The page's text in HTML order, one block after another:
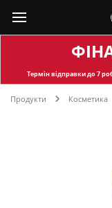
Термін відправкидо 7
Продукти Косметика